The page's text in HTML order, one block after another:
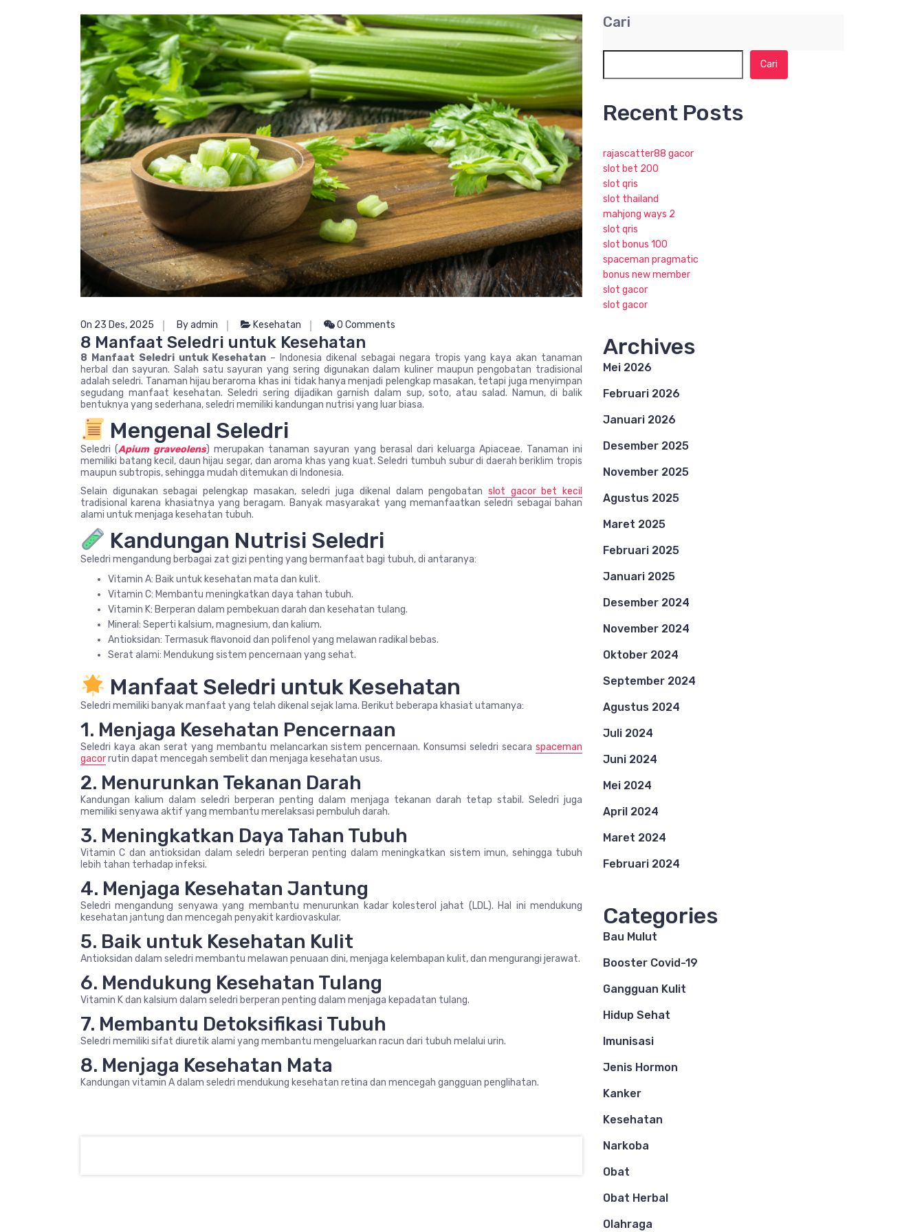
On 23 Des, 2025 By admin Kesehatan 0 Comments
8 Manfaat Seledri untuk Kesehatan
8 Manfaat Seledri untuk Kesehatan – Indonesia dikenal sebagai negara tropis yang kaya akan tanaman
herbal dan sayuran. Salah satu sayuran yang sering digunakan dalam kuliner maupun pengobatan tradisional
adalah seledri. Tanaman hijau beraroma khas ini tidak hanya menjadi pelengkap masakan, tetapi juga menyimpan
segudang manfaat kesehatan. Seledri sering dijadikan garnish dalam sup, soto, atau salad. Namun, di balik
bentuknya yang sederhana, seledri memiliki kandungan nutrisi yang luar biasa.
Mengenal Seledri
Seledri (Apium graveolens) merupakan tanaman sayuran yang berasal dari keluarga Apiaceae. Tanaman ini
memiliki batang kecil, daun hijau segar, dan aroma khas yang kuat. Seledri tumbuh subur di daerah beriklim tropis
maupun subtropis, sehingga mudah ditemukan di Indonesia.
Selain digunakan sebagai pelengkap masakan, seledri juga dikenal dalam pengobatan slot gacor bet kecil
tradisional karena khasiatnya yang beragam. Banyak masyarakat yang memanfaatkan seledri sebagai bahan
alami untuk menjaga kesehatan tubuh.
Kandungan Nutrisi Seledri
Seledri mengandung berbagai zat gizi penting yang bermanfaat bagi tubuh, di antaranya:
Vitamin A: Baik untuk kesehatan mata dan kulit.
Vitamin C: Membantu meningkatkan daya tahan tubuh.
Vitamin K: Berperan dalam pembekuan darah dan kesehatan tulang.
Mineral: Seperti kalsium, magnesium, dan kalium.
Antioksidan: Termasuk flavonoid dan polifenol yang melawan radikal bebas.
Serat alami: Mendukung sistem pencernaan yang sehat.
Manfaat Seledri untuk Kesehatan
Seledri memiliki banyak manfaat yang telah dikenal sejak lama. Berikut beberapa khasiat utamanya:
1. Menjaga Kesehatan Pencernaan
Seledri kaya akan serat yang membantu melancarkan sistem pencernaan. Konsumsi seledri secara spaceman
gacorrutin dapat mencegah sembelit dan menjaga kesehatan usus.
2. Menurunkan Tekanan Darah
Kandungan kalium dalam seledri berperan penting dalam menjaga tekanan darah tetap stabil. Seledri juga
memiliki senyawa aktif yang membantu merelaksasi pembuluh darah.
3. Meningkatkan Daya Tahan Tubuh
Vitamin C dan antioksidan dalam seledri berperan penting dalam meningkatkan sistem imun, sehingga tubuh
lebih tahan terhadap infeksi.
4. Menjaga Kesehatan Jantung
Seledri mengandung senyawa yang membantu menurunkan kadar kolesterol jahat (LDL). Hal ini mendukung
kesehatan jantung dan mencegah penyakit kardiovaskular.
5. Baik untuk Kesehatan Kulit
Antioksidan dalam seledri membantu melawan penuaan dini, menjaga kelembapan kulit, dan mengurangi jerawat.
6. Mendukung Kesehatan Tulang
Vitamin K dan kalsium dalam seledri berperan penting dalam menjaga kepadatan tulang.
7. Membantu Detoksifikasi Tubuh
Seledri memiliki sifat diuretik alami yang membantu mengeluarkan racun dari tubuh melalui urin.
8. Menjaga Kesehatan Mata
Kandungan vitamin A dalam seledri mendukung kesehatan retina dan mencegah gangguan penglihatan.
Cari
Cari
Recent Posts
rajascatter88 gacor
slot bet 200
slot qris
slot thailand
mahjong ways 2
slot qris
slot bonus 100
spaceman pragmatic
bonus new member
slot gacor
slot gacor
Archives
Mei 2026
Februari 2026
Januari 2026
Desember 2025
November 2025
Agustus 2025
Maret 2025
Februari 2025
Januari 2025
Desember 2024
November 2024
Oktober 2024
September 2024
Agustus 2024
Juli 2024
Juni 2024
Mei 2024
April 2024
Maret 2024
Februari 2024
Categories
Bau Mulut
Booster Covid-19
Gangguan Kulit
Hidup Sehat
Imunisasi
Jenis Hormon
Kanker
Kesehatan
Narkoba
Obat
Obat Herbal
Olahraga